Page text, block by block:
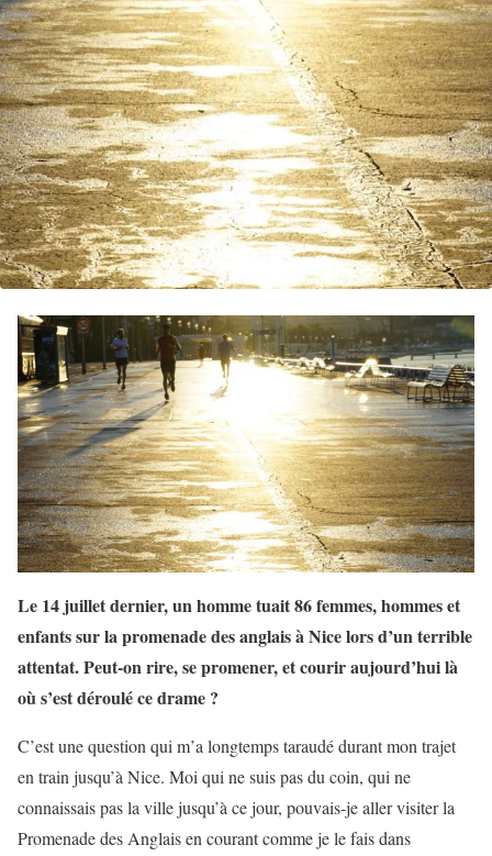
Le 14 juillet dernier, un homme tuait 86 femmes, hommes et
enfants sur la promenade des anglais à Nice lors d’un terrible
attentat. Peut-on rire, se promener, et courir aujourd’hui là
où s’est déroulé ce drame ?
C’est une question qui m’a longtemps taraudé durant mon trajet
en train jusqu’à Nice. Moi qui ne suis pas du coin, qui ne
connaissais pas la ville jusqu’à ce jour, pouvais-je aller visiter la
Promenade des Anglais en courant comme je le fais dans